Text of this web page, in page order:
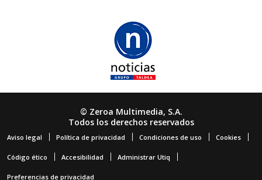
© Zeroa Multimedia, S.A.
Todos los derechos reservados
Aviso legal Política de privacidad Condiciones de uso Cookies
Código ético Accesibilidad Administrar Utiq
Preferencias de privacidad